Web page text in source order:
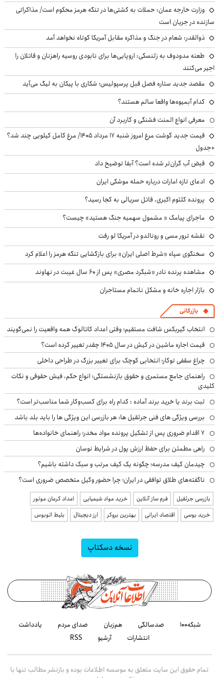
وزارت خارجه عمان: حملات به کشتی‌ها در تنگه هرمز محکوم است/ مذاکراتی
سازنده در جریان است
ذوالقدر: شعام در جنگ و مذاکره مقابل آمریکا کوتاه نخواهد آمد
طعنه مدودوف به زلنسکی: اروپایی‌ها برای نابودی روسیه راهزنان و قاتلان را
اجیر می‌کنند
مقصد جدید ستاره فصل قبل پرسپولیس؛ شکاری با پیکان به لیگ می‌آید
کدام آبمیوه‌ها واقعا سالم هستند؟
معرفی انواع المنت فشنگی و کاربرد آن
قیمت جدید گوشت مرغ امروز شنبه ۱۷ مرداد ۱۴۰۵/ مرغ کامل کیلویی چند شد؟
+جدول
قبض آب گران‌تر شده است؟ آبفا توضیح داد
ادعای تازه امارات درباره حمله موشکی ایران
پرونده کلثوم اکبری، قاتل سریالی به کجا رسید؟
ماجرای پیامک « مشمول سهمیه جنگ هستید» چیست؟
نقشه ترور مسی و رونالدو در آمریکا لو رفت
سخنگوی سپاه «شرط اصلی ایران» برای بازگشایی تنگه هرمز را اعلام کرد
مشاهده پرنده نادر «شبگرد مصری» پس از ۶۰ سال غیبت در نهاوند
بازار اجاره خانه و مشکل ناتمام مستاجران
بازرگانی
انتخاب گیربکس شافت مستقیم؛ وقتی اعداد کاتالوگ همه واقعیت را نمی‌گویند
قیمت اجاره ماشین در کیش در سال ۱۴۰۵ چقدر تغییر کرده است؟
چراغ سقفی توکار؛ انتخابی کوچک برای تغییر بزرگ در طراحی داخلی
راهنمای جامع مستمری و حقوق بازنشستگی؛ انواع حکم، فیش حقوقی و نکات
کلیدی
ثبت برند یا خرید برند آماده : کدام راه برای کسب‌وکار شما مناسب‌تر است؟
بررسی ویژگی های فنی جرثقیل ها: هر بازرسی این ویژگی ها را باید بلد باشد
۷ اقدام ضروری پس از تشکیل پرونده مواد مخدر؛ راهنمای خانواده‌ها
راهی مطمئن برای حفظ ارزش پول در شرایط نوسان
چیدمان کیف مدرسه؛ چگونه یک کیف مرتب و سبک داشته باشیم؟
ناگفته‌های طلاق توافقی در ایران؛ چرا حضور وکیل متخصص ضروری است؟
بازرسی جرثقیل فرم ساز آنلاین خرید مواد شیمیایی
امداد کرمان موتور
خرید یوسی
اقتصاد ایرانی بهترین بروکر ارز دیجیتال بلیط اتوبوس
نسخه دسکتاپ
شبکه۱۰۰ صدسالگی هم‌زبان صدای مردم
یادداشت
انتشارات
آرشیو RSS
تمام حقوق این سایت متعلق به موسسه اطلاعات بوده و بازنشر مطالب تنها با